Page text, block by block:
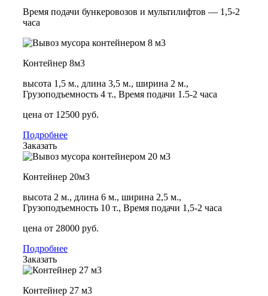
Время подачи бункеровозов и мультилифтов — 1,5-2
часа
Контейнер 8м3
высота 1,5 м., длина 3,5 м., ширина 2 м.,
Грузоподъемность 4 т., Время подачи 1.5-2 часа
цена от 12500 руб.
Подробнее
Заказать
Контейнер 20м3
высота 2 м., длина 6 м., ширина 2,5 м.,
Грузоподъемность 10 т., Время подачи 1,5-2 часа
цена от 28000 руб.
Подробнее
Заказать
Контейнер 27 м3